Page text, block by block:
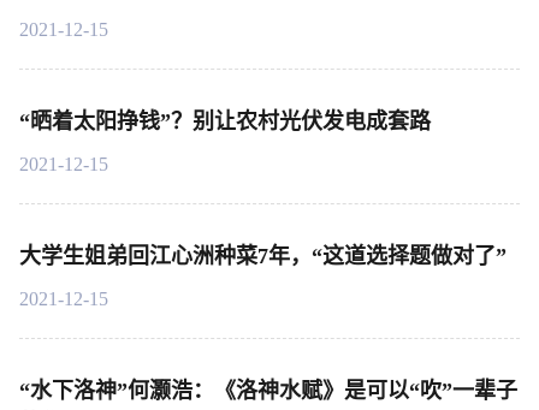
2021-12-15
“晒着太阳挣钱”？别让农村光伏发电成套路
2021-12-15
大学生姐弟回江心洲种菜7年，“这道选择题做对了”
2021-12-15
“水下洛神”何灏浩：《洛神水赋》是可以“吹”一辈子